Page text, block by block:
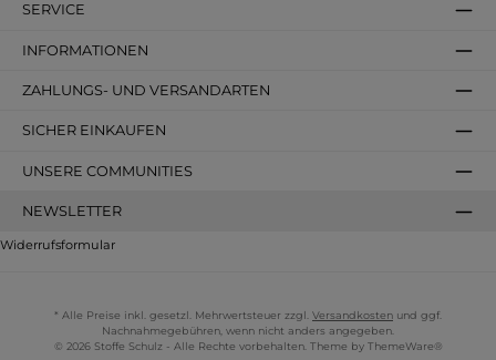
SERVICE
INFORMATIONEN
ZAHLUNGS- UND VERSANDARTEN
SICHER EINKAUFEN
UNSERE COMMUNITIES
NEWSLETTER
Widerrufsformular
* Alle Preise inkl. gesetzl. Mehrwertsteuer zzgl. Versandkosten und ggf.
Nachnahmegebühren, wenn nicht anders angegeben.
© 2026 Stoffe Schulz - Alle Rechte vorbehalten. Theme by ThemeWare®